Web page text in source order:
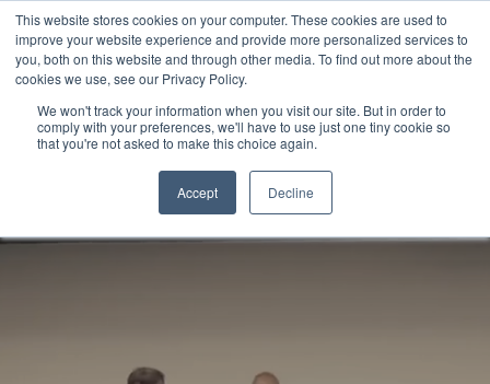
This website stores cookies on your computer. These cookies are used to
improve your website experience and provide more personalized services to
you, both on this website and through other media. To find out more about the
cookies we use, see our Privacy Policy.
We won't track your information when you visit our site. But in order to
comply with your preferences, we'll have to use just one tiny cookie so
that you're not asked to make this choice again.
Accept Decline